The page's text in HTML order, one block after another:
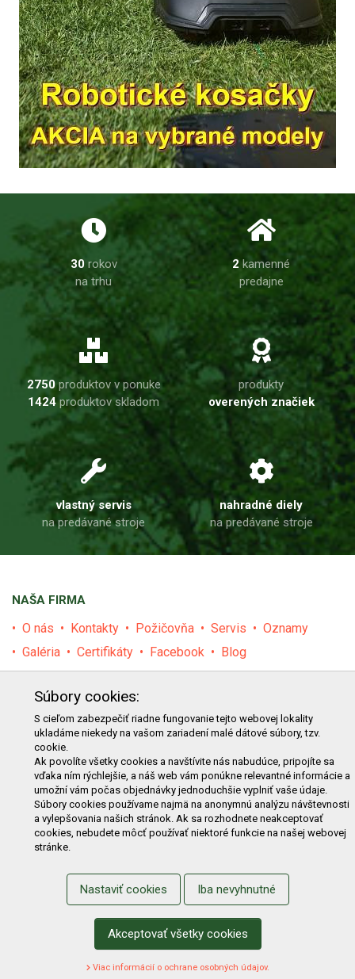
30rokov
na trhu
2 kamenné
predajne
2750produktov v ponuke
1424produktov skladom
produkty
overených značiek
vlastný servis
na predávané stroje
nahradné diely
na predávané stroje
NAŠA FIRMA
O nás Kontakty Požičovňa Servis
Oznamy
Galéria
Certifikáty Facebook Blog
E-shop Akcie Darčekové poukážky
Katalógy
Zľavy
Novinky Predávané značky
Bazár
Výzvy pre obce a firmy
NAKUPOVANIE
Obchodné podmienky
Cenník prepravy
Reklamačný poriadok
Odstúpenie od kúpy
Protokol na odstúpenie od kúpy
Alternatívne riešenie sporu
Ochrana osobných údajov
Používanie cookies
Nákup na splátky
Súbory cookies:
S cieľom zabezpečiť riadne fungovanie tejto webovej lokality
ukladáme niekedy na vašom zariadení malé dátové súbory, tzv.
cookie.
Ak povolíte všetky cookies a navštívite nás nabudúce, pripojíte sa
vďaka ním rýchlejšie, a náš web vám ponúkne relevantné informácie a
umožní vám počas objednávky jednoduchšie vyplniť vaše údaje.
Súbory cookies používame najmä na anonymnú analýzu návštevnosti
a vylepšovania našich stránok. Ak sa rozhodnete neakceptovať
cookies, nebudete môcť používať niektoré funkcie na našej webovej
stránke.
Nastaviť cookies Iba nevyhnutné
Akceptovať všetky cookies
Viac informácií o ochrane osobných údajov.